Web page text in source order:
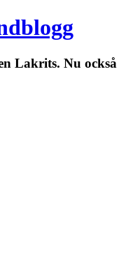
Lakrits. Nu också